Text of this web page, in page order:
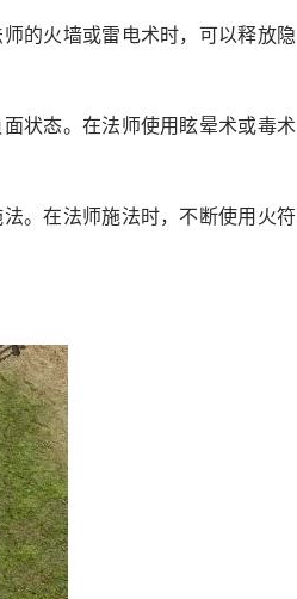
的火墙或雷电术时，可以释放隐
状态。在法师使用眩晕术或毒术
。在法师施法时，不断使用火符